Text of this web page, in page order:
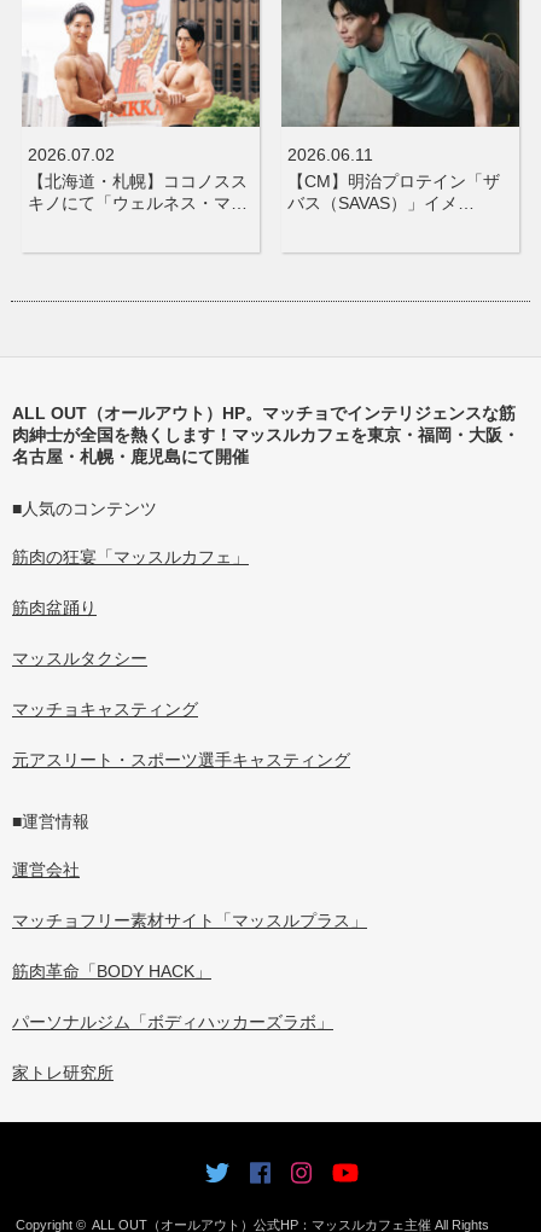
2026.07.02
【北海道・札幌】ココノスス
キノにて「ウェルネス・マ…
2026.06.11
【CM】明治プロテイン「ザ
バス（SAVAS）」イメ…
ALL OUT（オールアウト）HP。マッチョでインテリジェンスな筋
肉紳士が全国を熱くします！マッスルカフェを東京・福岡・大阪・
名古屋・札幌・鹿児島にて開催
■人気のコンテンツ
筋肉の狂宴「マッスルカフェ」
筋肉盆踊り
マッスルタクシー
マッチョキャスティング
元アスリート・スポーツ選手キャスティング
■運営情報
運営会社
マッチョフリー素材サイト「マッスルプラス」
筋肉革命「BODY HACK」
パーソナルジム「ボディハッカーズラボ」
家トレ研究所
Copyright ©ALL OUT（オールアウト）公式HP：マッスルカフェ主催 All Rights